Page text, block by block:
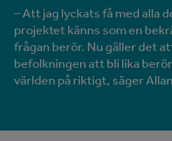
– Att jag lyckats få med alla
projektet känns som en
frågan berör. Nu gäller det
befolkningen att bli lika
världen på riktigt, säger